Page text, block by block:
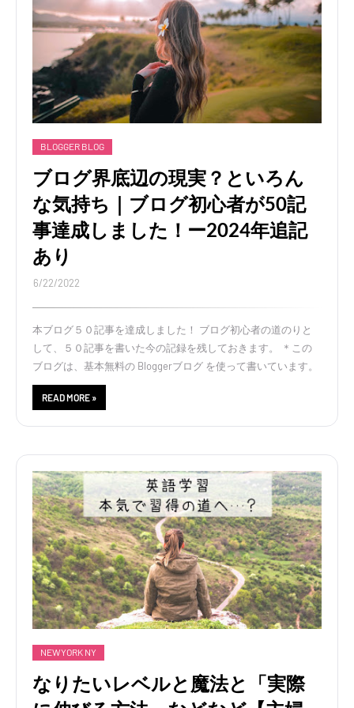
BLOGGER BLOG
ブログ界底辺の現実？といろん
な気持ち｜ブログ初心者が50記
事達成しました！ー2024年追記
あり
6/22/2022
本ブログ５０記事を達成しました！ ブログ初心者の道のりと
して、５０記事を書いた今の記録を残しておきます。 ＊この
ブログは、基本無料の Bloggerブログ を使って書いています。
READ MORE »
NEWYORK NY
なりたいレベルと魔法と「実際